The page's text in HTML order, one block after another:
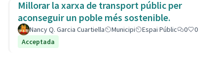
Millorar la xarxa de transport públic per
aconseguir un poble més sostenible.
Nancy Q. Garcia Cuartiella Municipi Espai Públic 0
0
Acceptada